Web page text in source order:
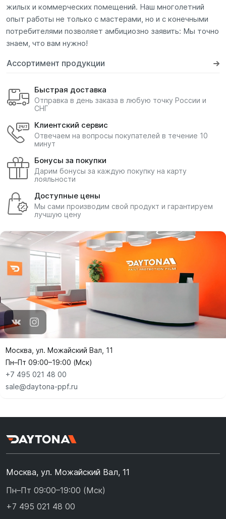
жилых и коммерческих помещений. Наш многолетний
опыт работы не только с мастерами, но и с конечными
потребителями позволяет амбициозно заявить: Мы точно
знаем, что вам нужно!
Ассортимент продукции
Быстрая доставка
Отправка в день заказа в любую точку России и
СНГ
Клиентский сервис
Отвечаем на вопросы покупателей в течение 10
минут
Бонусы за покупки
Дарим бонусы за каждую покупку на карту
лояльности
Доступные цены
Мы сами производим свой продукт и гарантируем
лучшую цену
Москва, ул. Можайский Вал, 11
Пн–Пт 09:00–19:00 (Мск)
+7 495 021 48 00
sale@daytona-ppf.ru
Москва, ул. Можайский Вал, 11
Пн–Пт 09:00–19:00 (Мск)
+7 495 021 48 00